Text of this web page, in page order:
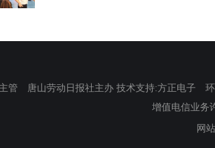
管 唐山劳动日报社主办 技术支持:方正电子
增值电信业务
网